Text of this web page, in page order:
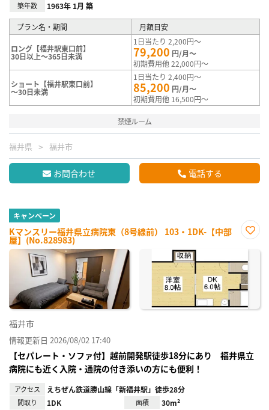
築年数 1963年 1月 築
プラン名・期間 月額目安
ロング【福井駅東口前】
30日以上～365日未満
1日当たり 2,200円～
79,200 円/月～
初期費用他 22,000円～
ショート【福井駅東口前】
～30日未満
1日当たり 2,400円～
85,200 円/月～
初期費用他 16,500円～
禁煙ルーム
福井県 福井市
お問合わせ 電話する
キャンペーン
Kマンスリー福井県立病院東（8号線前） 103・1DK-【中部
屋】(No.828983)
に入
り登
録
福井市
情報更新日 2026/08/02 17:40
【セパレート・ソファ付】越前開発駅徒歩18分にあり 福井県立
病院にも近く入院・通院の付き添いの方にも便利！
アクセス えちぜん鉄道勝山線「新福井駅」徒歩28分
間取り 1DK 面積 30m²